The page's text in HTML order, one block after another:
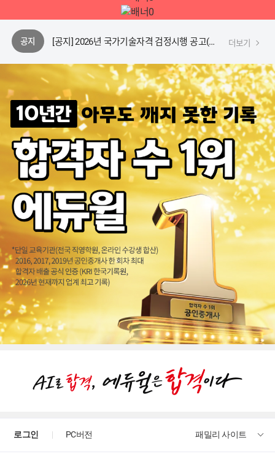
공지
[안내] 에듀윌 플레이어 업데이트 공지
[공지] 2026년 국가기술자격 검정시행 공고(시험일정 안내)
[안내] 2026년 커리큘럼 및 강의, 교재 안내
[안내] 에듀윌 동영상 플레이어 변경 안내
[안내] 에듀윌 플레이어 업데이트 공지
[공지] 2026년 국가기술자격 검정시행 공고(시험일정 안내)
[안내] 2026년 커리큘럼 및 강의, 교재 안내
더보기
로그인 PC버전 패밀리 사이트